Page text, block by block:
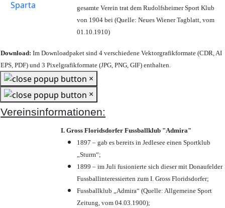
gesamte Verein trat dem Rudolfsheimer Sport Klub
von 1904 bei (Quelle: Neues Wiener Tagblatt, vom
01.10.1910)
Download: Im Downloadpaket sind 4 verschiedene Vektorgrafikformate (CDR, AI
EPS, PDF) und 3 Pixelgrafikformate (JPG, PNG, GIF) enthalten.
×
×
Vereinsinformationen:
I. Gross Floridsdorfer Fussballklub "Admira"
1897 – gab es bereits in Jedlesee einen Sportklub
„Sturm“;
1899 – im Juli fusionierte sich dieser mit Donaufelder
Fussballinteressierten zum I. Gross Floridsdorfer;
Fussballklub „Admira“ (Quelle: Allgemeine Sport
Zeitung, vom 04.03.1900);